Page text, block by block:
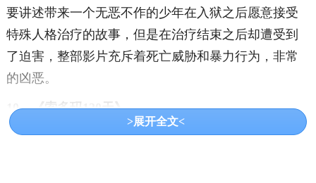
要讲述带来一个无恶不作的少年在入狱之后愿意接受
特殊人格治疗的故事，但是在治疗结束之后却遭受到
了迫害，整部影片充斥着死亡威胁和暴力行为，非常
的凶恶。
10、《索多玛120天》
>展开全文<